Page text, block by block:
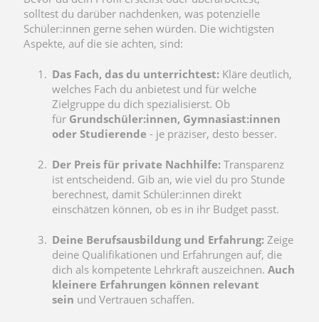
solltest du darüber nachdenken, was potenzielle
Schüler:innen gerne sehen würden. Die wichtigsten
Aspekte, auf die sie achten, sind:
Das Fach, das du unterrichtest: Kläre deutlich,
welches Fach du anbietest und für welche
Zielgruppe du dich spezialisierst. Ob
für Grundschüler:innen, Gymnasiast:innen
oder Studierende - je präziser, desto besser.
Der Preis für private Nachhilfe: Transparenz
ist entscheidend. Gib an, wie viel du pro Stunde
berechnest, damit Schüler:innen direkt
einschätzen können, ob es in ihr Budget passt.
Deine Berufsausbildung und Erfahrung: Zeige
deine Qualifikationen und Erfahrungen auf, die
dich als kompetente Lehrkraft auszeichnen. Auch
kleinere Erfahrungen können relevant
sein und Vertrauen schaffen.